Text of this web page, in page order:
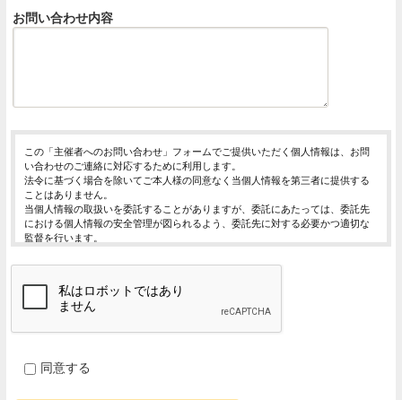
お問い合わせ内容
この「主催者へのお問い合わせ」フォームでご提供いただく個人情報は、お問
い合わせのご連絡に対応するために利用します。
法令に基づく場合を除いてご本人様の同意なく当個人情報を第三者に提供する
ことはありません。
当個人情報の取扱いを委託することがありますが、委託にあたっては、委託先
における個人情報の安全管理が図られるよう、委託先に対する必要かつ適切な
監督を行います。
止・消去および第三者への提供の停止（「開示等」といいます。）を受け付け
開示等の求めは、以下の「個人情報苦情及び相談窓口」で受け付けます。
ご入力頂く情報の提供は任意となっております。ただし、正確な情報をご提供
当ホームページではご利用状況の統計調査のためクッキー等を用いております
個人情報保護管理者
同意する